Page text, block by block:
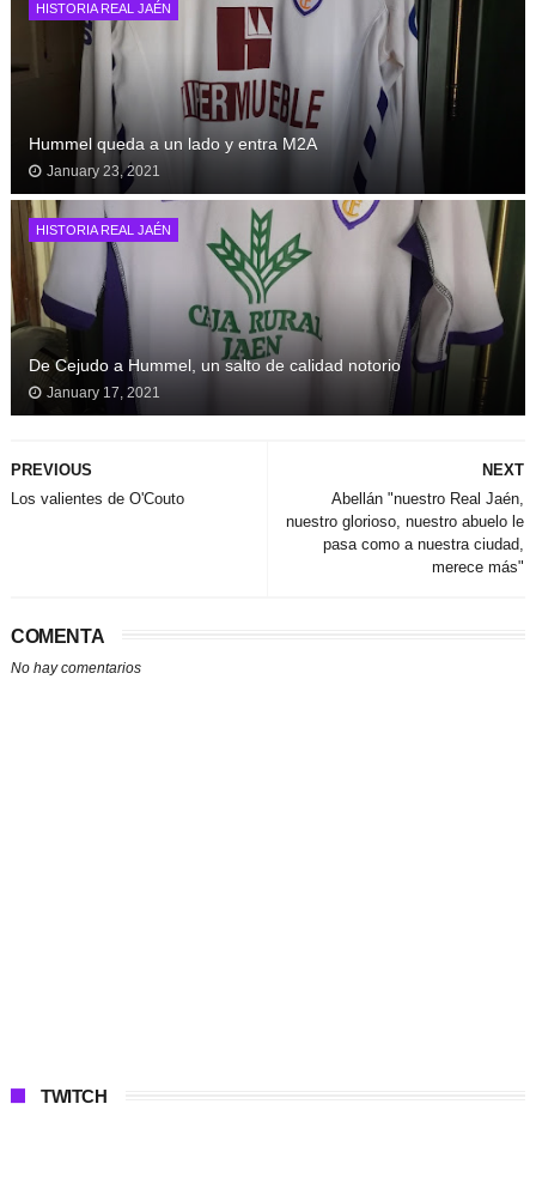
HISTORIA REAL JAÉN
Hummel queda a un lado y entra M2A
January 23, 2021
HISTORIA REAL JAÉN
De Cejudo a Hummel, un salto de calidad notorio
January 17, 2021
NEXT
Abellán "nuestro Real Jaén,
nuestro glorioso, nuestro abuelo le
pasa como a nuestra ciudad,
merece más"
PREVIOUS
Los valientes de O'Couto
COMENTA
No hay comentarios
TWITCH